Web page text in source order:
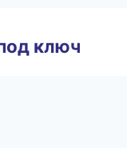
ключ